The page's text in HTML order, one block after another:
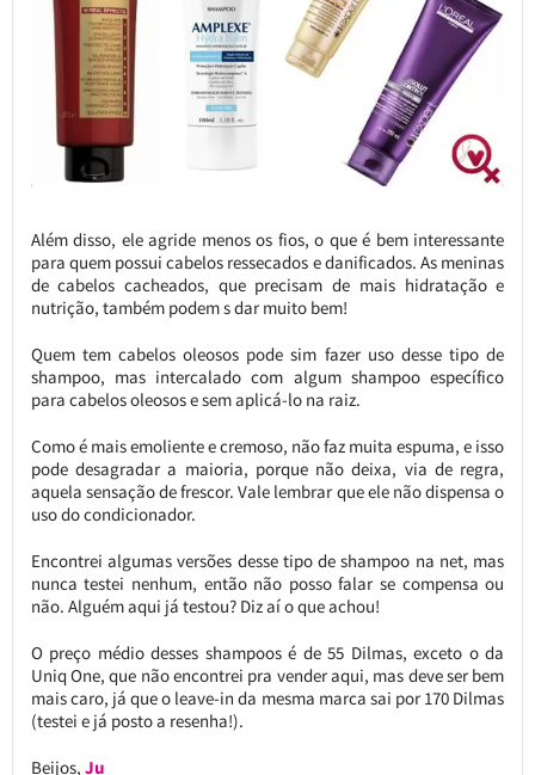
Além disso, ele agride menos os fios, o que é bem interessante
para quem possui cabelos ressecados e danificados. As meninas
de cabelos cacheados, que precisam de mais hidratação e
nutrição, também podem s dar muito bem!
Quem tem cabelos oleosos pode sim fazer uso desse tipo de
shampoo, mas intercalado com algum shampoo específico
para cabelos oleosos e sem aplicá-lo na raiz.
Como é mais emoliente e cremoso, não faz muita espuma, e isso
pode desagradar a maioria, porque não deixa, via de regra,
aquela sensação de frescor. Vale lembrar que ele não dispensa o
uso do condicionador.
Encontrei algumas versões desse tipo de shampoo na net, mas
nunca testei nenhum, então não posso falar se compensa ou
não. Alguém aqui já testou? Diz aí o que achou!
O preço médio desses shampoos é de 55 Dilmas, exceto o da
Uniq One, que não encontrei pra vender aqui, mas deve ser bem
mais caro, já que o leave-in da mesma marca sai por 170 Dilmas
(testei e já posto a resenha!).
Beijos, Ju